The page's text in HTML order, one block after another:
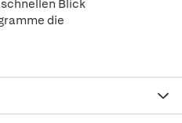
Blick
die